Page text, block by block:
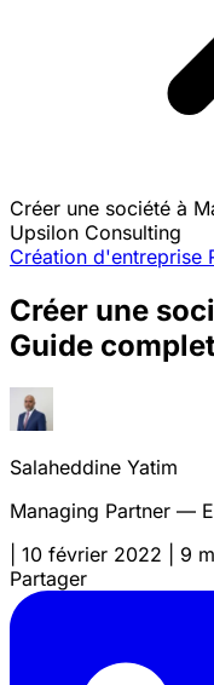
Créer une société à
Upsilon Consulting
Création d'entreprise
Créer une
Guide
Salaheddine Yatim
Managing Partner —
10 février 2022
9
Partager